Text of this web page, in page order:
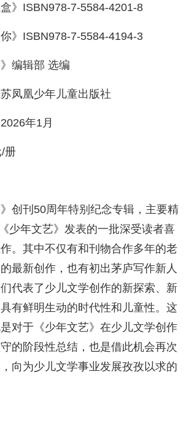
盒》ISBN978-7-5584-4201-8
你》ISBN978-7-5584-4194-3
》编辑部 选编
凤凰少年儿童出版社
年1月
册
》创刊50周年特别纪念专辑，主要精
少年文艺》发表的一批深受读者喜
。其中不仅有和刊物合作多年的老
最新创作，也有初出茅庐写作新人
代表了少儿文学创作的新探索、新
有鲜明生动的时代性和儿童性。这
对于《少年文艺》在少儿文学创作
的阶段性总结，也是借此机会再次
向为少儿文学事业发展孜孜以求的